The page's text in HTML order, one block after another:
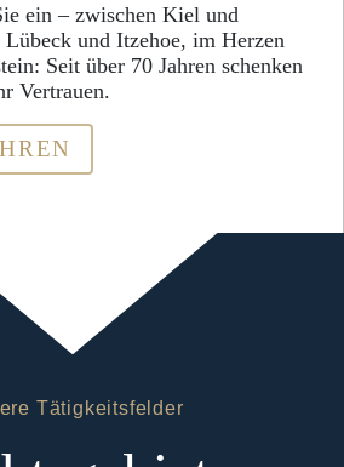
ein – zwischen Kiel und
und Itzehoe, im Herzen
Seit über 70 Jahren schenken
Vertrauen.
Tätigkeitsfelder